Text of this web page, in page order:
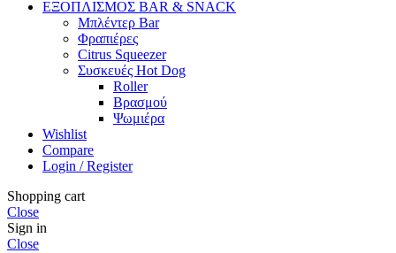
ΕΞΟΠΛΙΣΜΟΣ BAR & SNACK
Μπλέντερ Bar
Φραπιέρες
Citrus Squeezer
Συσκευές Hot Dog
Roller
Βρασμού
Ψωμιέρα
Wishlist
Compare
Login / Register
Shopping cart
Close
Sign in
Close